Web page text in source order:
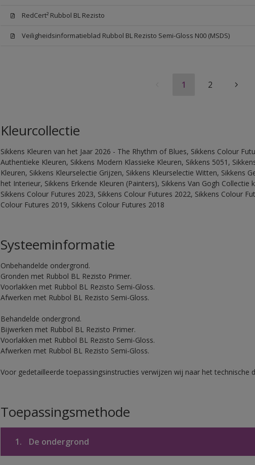
RedCert² Rubbol BL Rezisto
Veiligheidsinformatieblad Rubbol BL Rezisto Semi-Gloss N00 (MSDS)
1 2
Kleurcollectie
Sikkens Kleuren van het Jaar 2026 - The Rhythm of Blues, Sikkens Colour
Authentieke Kleuren, Sikkens Modern Klassieke Kleuren, Sikkens 5051,
Kleuren, Sikkens Kleurselectie Grijzen, Sikkens Kleurselectie Witten, Sikkens
het Interieur, Sikkens Erkende Kleuren (Painters), Sikkens Van Gogh Collectie
Sikkens Colour Futures 2023, Sikkens Colour Futures 2022, Sikkens Colour
Colour Futures 2019, Sikkens Colour Futures 2018
Systeeminformatie
Onbehandelde ondergrond.
Gronden met Rubbol BL Rezisto Primer.
Voorlakken met Rubbol BL Rezisto Semi-Gloss.
Afwerken met Rubbol BL Rezisto Semi-Gloss.
Behandelde ondergrond.
Bijwerken met Rubbol BL Rezisto Primer.
Voorlakken met Rubbol BL Rezisto Semi-Gloss.
Afwerken met Rubbol BL Rezisto Semi-Gloss.
Voor gedetailleerde toepassingsinstructies verwijzen wij naar het technische
Toepassingsmethode
1. De ondergrond